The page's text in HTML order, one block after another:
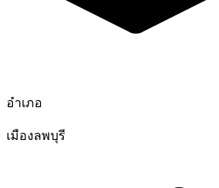
อำเภอ
เมืองลพบุรี